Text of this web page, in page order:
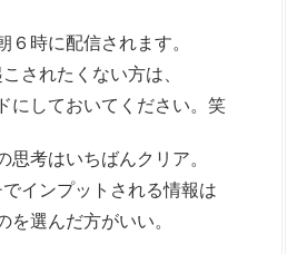
６時に配信されます。
されたくない方は、
にしておいてください。笑
思考はいちばんクリア。
インプットされる情報は
を選んだ方がいい。